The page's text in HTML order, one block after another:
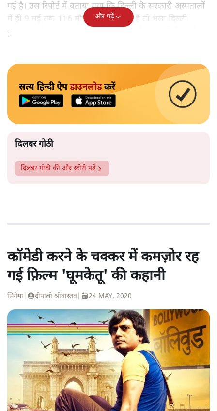
गई है। उस रिपोर्ट में बताया गया कि दिल्ली के सरकारी अस्पतालों
में ही 9 मई तक 116 मौतें रिपोर्ट हो चुकी हैं तो भला दिल्ली
सरकार कैसे यह दावा कर सकती है कि सिर्फ़ 66 मौतें ही हुई हैं।
और पढ़ें
सत्य हिन्दी ऐपडाउनलोडकरें
दिलबर गोठी
दिलबर गोठी की और स्टोरी पढ़ें
कॉमेडी करने के चक्कर में कमज़ोर रह
गई फ़िल्म 'घूमकेतू' की कहानी
सिनेमा दीपाली श्रीवास्तव 24 MAY, 2020